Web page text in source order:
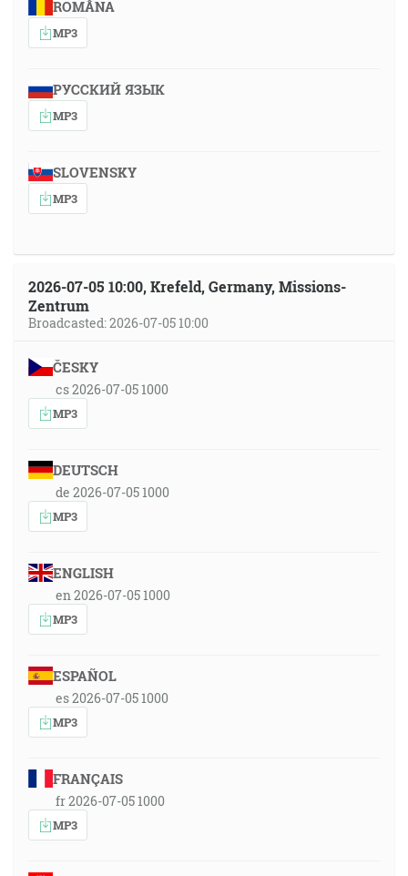
ROMÂNA
MP3
РУССКИЙ ЯЗЫК
MP3
SLOVENSKY
MP3
2026-07-05 10:00, Krefeld, Germany, Missions-
Zentrum
Broadcasted: 2026-07-05 10:00
ČESKY
cs 2026-07-05 1000
MP3
DEUTSCH
de 2026-07-05 1000
MP3
ENGLISH
en 2026-07-05 1000
MP3
ESPAÑOL
es 2026-07-05 1000
MP3
FRANÇAIS
fr 2026-07-05 1000
MP3